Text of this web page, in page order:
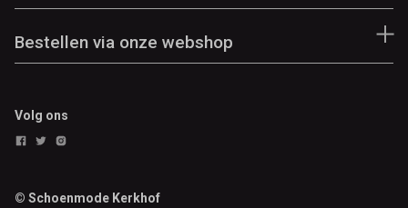
Bestellen via onze webshop
Volg ons
© Schoenmode Kerkhof